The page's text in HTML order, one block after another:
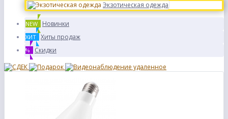
Экзотическая одежда
NEW Новинки
ХИТ Хиты продаж
% Скидки